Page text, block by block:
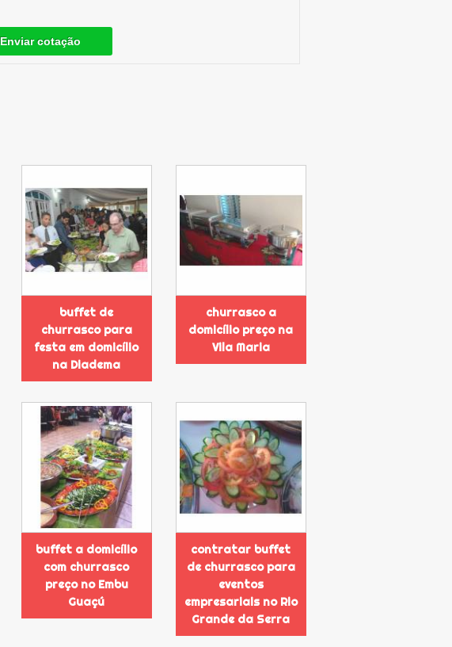
Enviar cotação
buffet de
churrasco para
festa em domicílio
na Diadema
churrasco a
domicílio preço na
Vila Maria
buffet a domicílio
com churrasco
preço no Embu
Guaçú
contratar buffet
de churrasco para
eventos
empresariais no Rio
Grande da Serra